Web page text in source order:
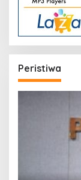
Peristiwa